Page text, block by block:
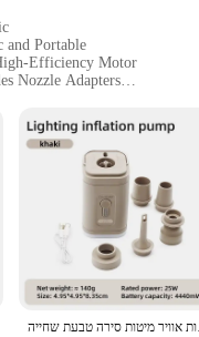
and Portable
Efficiency Motor
Nozzle Adapters
for Outdoor Activities
essential tool for outdoor
use. Its ergonomic design
them for easy storage, this
convenience; it's about
includes a variety of
remote locations without the
טבעת שחייה